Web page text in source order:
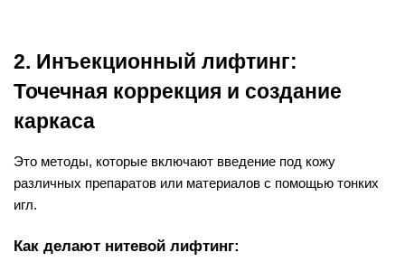
2. Инъекционный лифтинг:
Точечная коррекция и создание
каркаса
Это методы, которые включают введение под кожу
различных препаратов или материалов с помощью тонких
игл.
Как делают нитевой лифтинг: